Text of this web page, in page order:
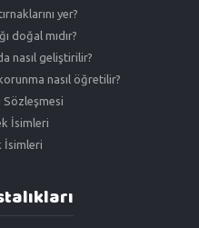
yer?
doğal mıdır?
nasıl geliştirilir?
nasıl öğretilir?
Sözleşmesi
İsimleri
İsimleri